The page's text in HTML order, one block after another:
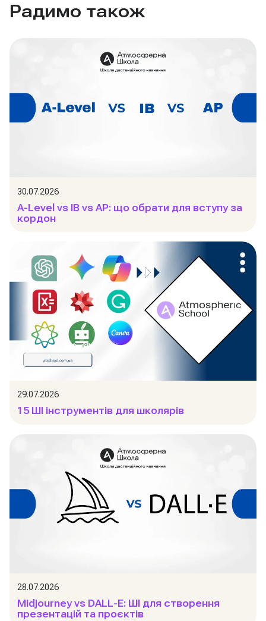
Радимо також
30.07.2026
A-Level vs IB vs AP: що обрати для вступу за
кордон
29.07.2026
15 ШІ інструментів для школярів
28.07.2026
Midjourney vs DALL-E: ШІ для створення
презентацій та проєктів